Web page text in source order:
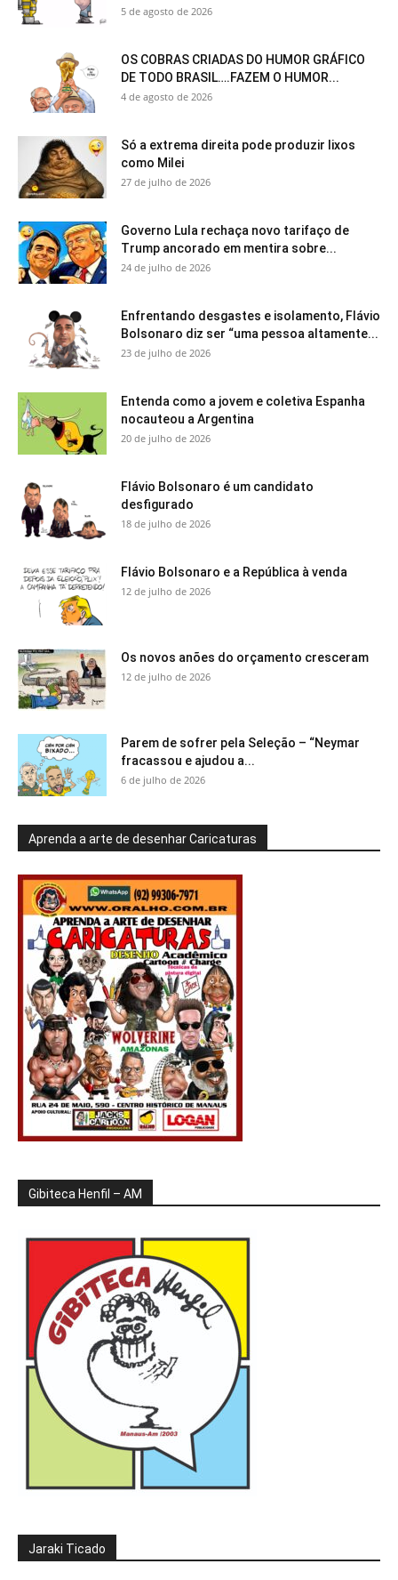
5 de agosto de 2026
OS COBRAS CRIADAS DO HUMOR GRÁFICO
DE TODO BRASIL….FAZEM O HUMOR...
4 de agosto de 2026
Só a extrema direita pode produzir lixos
como Milei
27 de julho de 2026
Governo Lula rechaça novo tarifaço de
Trump ancorado em mentira sobre...
24 de julho de 2026
Enfrentando desgastes e isolamento, Flávio
Bolsonaro diz ser “uma pessoa altamente...
23 de julho de 2026
Entenda como a jovem e coletiva Espanha
nocauteou a Argentina
20 de julho de 2026
Flávio Bolsonaro é um candidato
desfigurado
18 de julho de 2026
Flávio Bolsonaro e a República à venda
12 de julho de 2026
Os novos anões do orçamento cresceram
12 de julho de 2026
Parem de sofrer pela Seleção – “Neymar
fracassou e ajudou a...
6 de julho de 2026
Aprenda a arte de desenhar Caricaturas
Gibiteca Henfil – AM
Jaraki Ticado